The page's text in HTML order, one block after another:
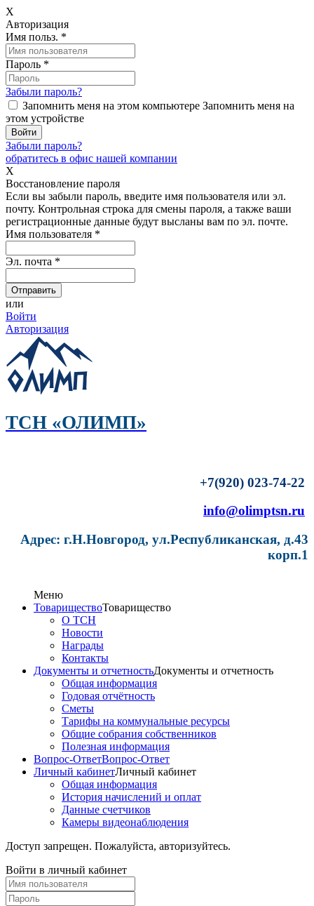
X
Авторизация
Имя польз. *
Пароль *
Забыли пароль?
Запомнить меня на этом компьютере Запомнить меня на
этом устройстве
Забыли пароль?
обратитесь в офис нашей компании
X
Восстановление пароля
Если вы забыли пароль, введите имя пользователя или эл.
почту. Контрольная строка для смены пароля, а также ваши
регистрационные данные будут высланы вам по эл. почте.
Имя пользователя *
Эл. почта *
или
Войти
Авторизация
ТСН «ОЛИМП»
+7(920) 023-74-22
info@olimptsn.ru
Адрес: г.Н.Новгород, ул.Республиканская, д.43
корп.1
Меню
ТовариществоТоварищество
О ТСН
Новости
Награды
Контакты
Документы и отчетностьДокументы и отчетность
Общая информация
Годовая отчётность
Сметы
Тарифы на коммунальные ресурсы
Общие собрания собственников
Полезная информация
Вопрос-ОтветВопрос-Ответ
Личный кабинетЛичный кабинет
Общая информация
История начислений и оплат
Данные счетчиков
Камеры видеонаблюдения
Доступ запрещен. Пожалуйста, авторизуйтесь.
Войти в личный кабинет